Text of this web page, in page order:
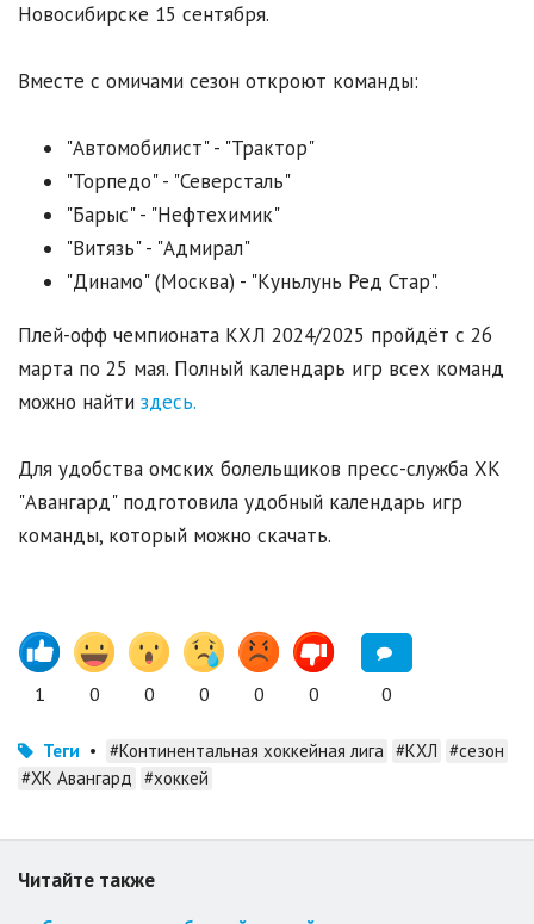
Новосибирске 15 сентября.
Вместе с омичами сезон откроют команды:
"Автомобилист" - "Трактор"
"Торпедо" - "Северсталь"
"Барыс" - "Нефтехимик"
"Витязь" - "Адмирал"
"Динамо" (Москва) - "Куньлунь Ред Стар".
Плей-офф чемпионата КХЛ 2024/2025 пройдёт с 26
марта по 25 мая. Полный календарь игр всех команд
можно найти здесь.
Для удобства омских болельщиков пресс-служба ХК
"Авангард" подготовила удобный календарь игр
команды, который можно скачать.
1 0 0 0 0 0 0
Теги • #Континентальная хоккейная лига #КХЛ #сезон
#ХК Авангард #хоккей
Читайте также